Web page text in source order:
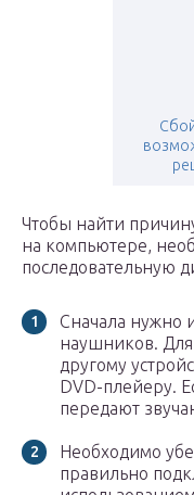
Чтобы найти
на компьютере,
последовательную
Сначала нужно
наушников. Для
другому
DVD-плейеру.
передают
Необходимо
правильно